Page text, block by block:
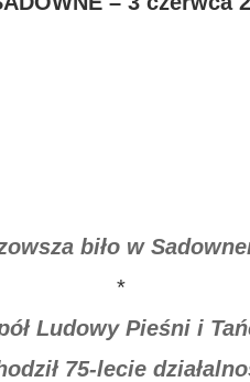
biło w
*
Ludowy Pieśni i
75-lecie